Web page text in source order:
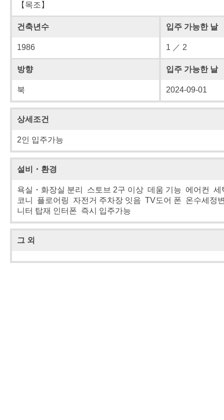
【목조】
건축년수 입주 가능한 날
1986 1 ／ 2
방향 입주 가능한 날
북 2024-09-01
상세조건
2인 입주가능
설비・환경
욕실・화장실 분리 스토브 2구 이상 데움 기능 에어컨 세
코니 플로어링 자전거 주차장 잇음 TV도어 폰 온수세정
니터 탑재 인터폰 즉시 입주가능
그 외